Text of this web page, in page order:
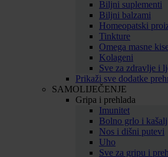
Biljni suplementi
Biljni balzami
Homeopatski
Tinkture
Omega masne
Kolageni
Sve za zdravlje i
Prikaži sve dodatke
SAMOLIJEČENJE
Gripa i prehlada
Imunitet
Bolno grlo i kašalj
Nos i dišni putevi
Uho
Sve za gripu i